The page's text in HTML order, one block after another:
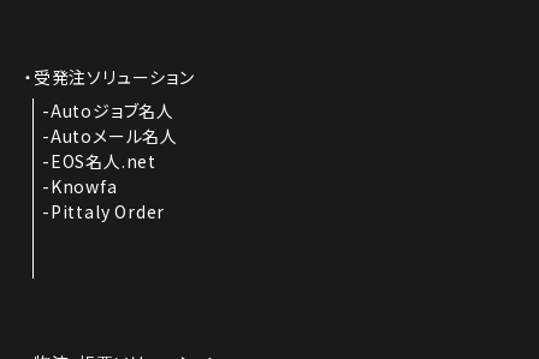
受発注ソリューション
Autoジョブ名人
Autoメール名人
EOS名人.net
Knowfa
Pittaly Order